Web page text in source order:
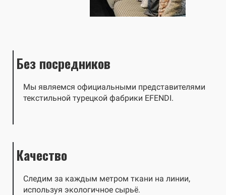
Без посредников
Мы являемся официальными представителями
текстильной турецкой фабрики EFENDI.
Качество
Следим за каждым метром ткани на линии,
используя экологичное сырьё.